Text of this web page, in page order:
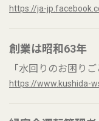
https://ja-
創業は昭和63年
「水回りのお困り
https://www.kushida-